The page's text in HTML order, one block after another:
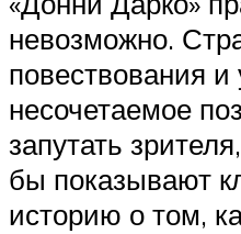
невозможно.
повествования и
несочетаемое
запутать
бы показывают
историю о том,